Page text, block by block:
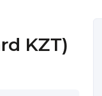
KZT)